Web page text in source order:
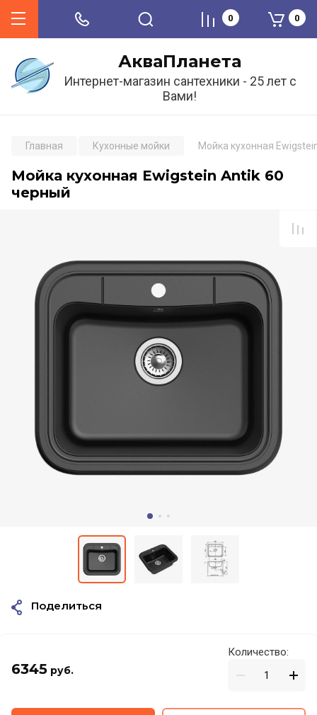
АкваПланета
Интернет-магазин сантехники - 25 лет с
Вами!
0 0
Главная Кухонные мойки Мойка кухонная
Мойка кухонная Ewigstein Antik 60
черный
6345 руб.
Количество:
Поделиться